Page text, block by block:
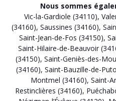
Nous sommes
Vic-la-Gardiole (34110),
(34160), Saussines (34160),
Saint-Jean-de-Fos (34150),
Saint-Hilaire-de-Beauvoir
(34150), Saint-Geniès-des-
(34160), Saint-Bauzille-de-
Montmel (34160), Saint-
Restinclières (34160),